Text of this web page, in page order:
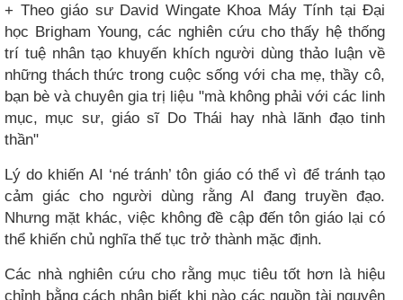
+ Theo giáo sư David Wingate Khoa Máy Tính tại Đại
học Brigham Young, các nghiên cứu cho thấy hệ thống
trí tuệ nhân tạo khuyến khích người dùng thảo luận về
những thách thức trong cuộc sống với cha mẹ, thầy cô,
bạn bè và chuyên gia trị liệu "mà không phải với các linh
mục, mục sư, giáo sĩ Do Thái hay nhà lãnh đạo tinh
thần"
Lý do khiến AI ‘né tránh’ tôn giáo có thể vì để tránh tạo
cảm giác cho người dùng rằng AI đang truyền đạo.
Nhưng mặt khác, việc không đề cập đến tôn giáo lại có
thể khiến chủ nghĩa thế tục trở thành mặc định.
Các nhà nghiên cứu cho rằng mục tiêu tốt hơn là hiệu
chỉnh bằng cách nhận biết khi nào các nguồn tài nguyên